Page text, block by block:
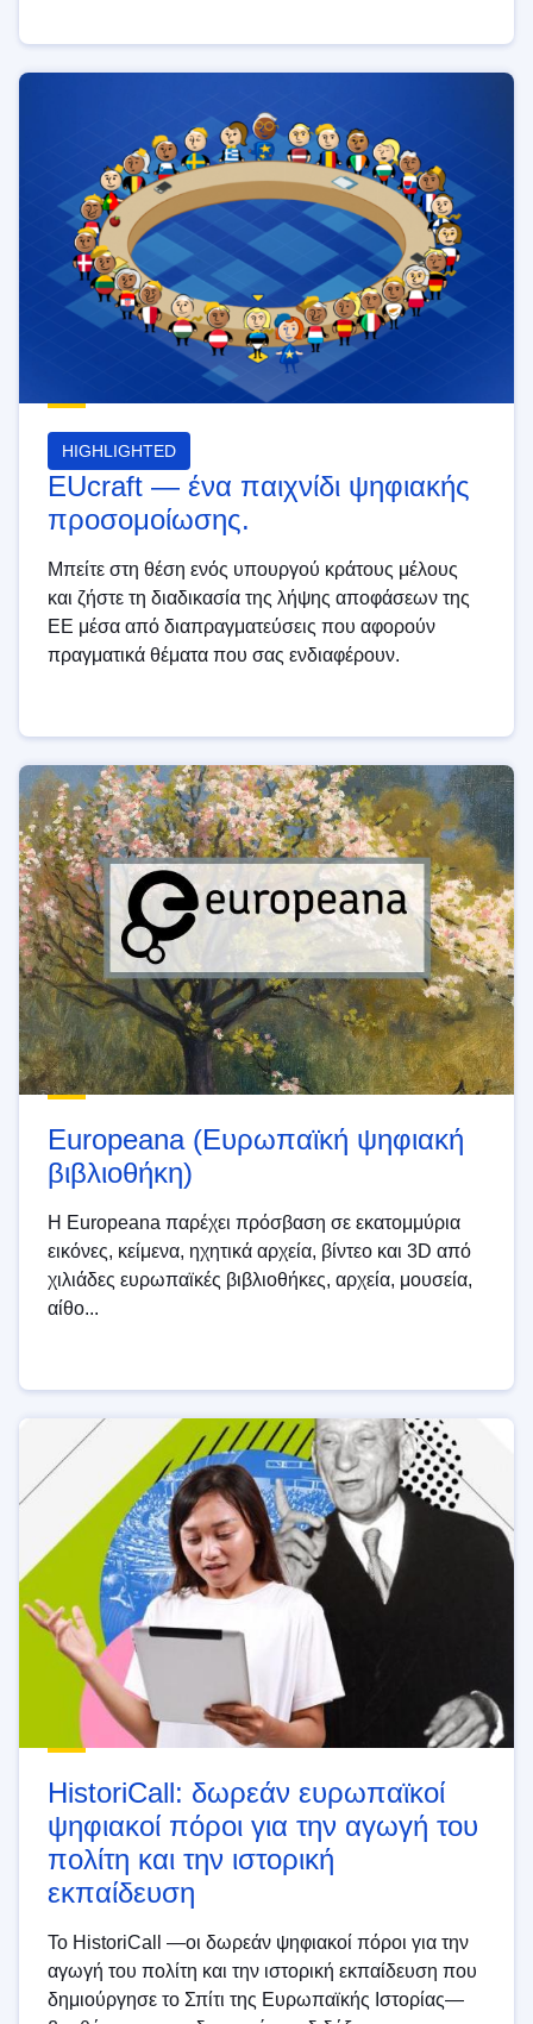
HIGHLIGHTED
EUcraft — ένα παιχνίδι ψηφιακής
προσομοίωσης.
Μπείτε στη θέση ενός υπουργού κράτους μέλους
και ζήστε τη διαδικασία της λήψης αποφάσεων της
ΕΕ μέσα από διαπραγματεύσεις που αφορούν
πραγματικά θέματα που σας ενδιαφέρουν.
Europeana (Ευρωπαϊκή ψηφιακή
βιβλιοθήκη)
Η Europeana παρέχει πρόσβαση σε εκατομμύρια
εικόνες, κείμενα, ηχητικά αρχεία, βίντεο και 3D από
χιλιάδες ευρωπαϊκές βιβλιοθήκες, αρχεία, μουσεία,
αίθο...
HistoriCall: δωρεάν ευρωπαϊκοί
ψηφιακοί πόροι για την αγωγή του
πολίτη και την ιστορική
εκπαίδευση
Το HistoriCall —οι δωρεάν ψηφιακοί πόροι για την
αγωγή του πολίτη και την ιστορική εκπαίδευση που
δημιούργησε το Σπίτι της Ευρωπαϊκής Ιστορίας—